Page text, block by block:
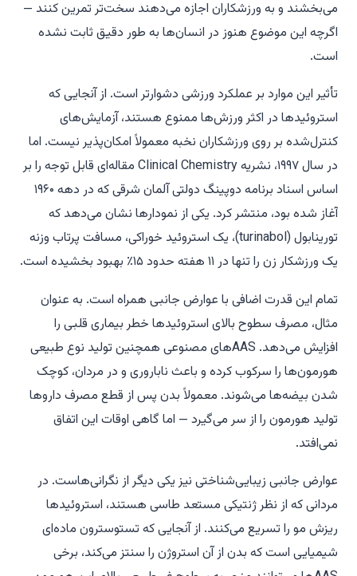
می‌بخشند و به ورزشکاران اجازه می‌دهند سخت‌تر تمرین کنند —
اگرچه این موضوع هنوز در انسان‌ها به طور دقیق ثابت نشده
است.
تأثیر این موارد بر عملکرد ورزشی دشوارتر است. از آنجایی که
استروئیدها در اکثر ورزش‌ها ممنوع هستند، آزمایش‌های
کنترل‌شده بر روی ورزشکاران نخبه معمولاً امکان‌پذیر نیست. اما
در سال ۱۹۹۷، نشریه
Clinical Chemistry مقاله‌ای قابل توجه را بر
اساس اسناد برنامه دوپینگ دولتی آلمان شرقی که در دهه ۱۹۶۰
آغاز شده بود، منتشر کرد. یکی از نمودارها نشان می‌دهد که
تورینابول (turinabol)، یک استروئید خوراکی، مسافت پرتاب وزنه
یک ورزشکار زن را تنها در ۱۱ هفته حدود ۱۵٪ بهبود بخشیده است.
تمام این قدرت اضافی با عوارض جانبی همراه است. به عنوان
مثال، مصرف سطوح بالای استروئیدها خطر بیماری قلبی را
افزایش می‌دهد. AASهای مصنوعی همچنین تولید نوع طبیعی
هورمون‌ها را سرکوب کرده و باعث ناباروری و در مردان، کوچک
شدن بیضه‌ها می‌شوند. معمولاً بدن پس از قطع مصرف داروها
تولید هورمون را از سر می‌گیرد — اما گاهی اوقات این اتفاق
نمی‌افتد.
عوارض جانبی زیبایی‌شناختی نیز یکی دیگر از نگرانی‌هاست. در
مردانی که از نظر ژنتیکی مستعد طاسی هستند، استروئیدها
ریزش مو را تسریع می‌کنند. از آنجایی که تستوسترون ماده‌ای
شیمیایی است که بدن از آن استروژن را سنتز می‌کند، برخی